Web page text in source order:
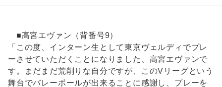
■高宮エヴァン（背番号9）
「この度、インターン生として東京ヴェルディでプレ
ーさせていただくことになりました、高宮エヴァンで
す。まだまだ荒削りな自分ですが、このVリーグという
舞台でバレーボールが出来ることに感謝し、プレーを